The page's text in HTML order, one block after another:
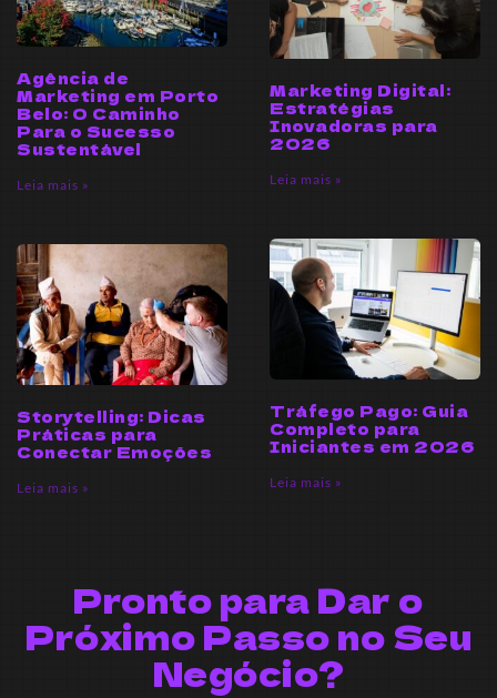
Agência de
Marketing em Porto
Belo: O Caminho
Para o Sucesso
Sustentável
Leia mais »
Marketing Digital:
Estratégias
Inovadoras para
2026
Leia mais »
Storytelling: Dicas
Práticas para
Conectar Emoções
Leia mais »
Tráfego Pago: Guia
Completo para
Iniciantes em 2026
Leia mais »
Pronto para Dar o
Próximo Passo no Seu
Negócio?